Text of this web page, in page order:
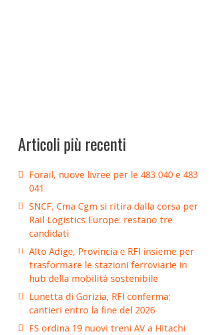
Articoli più recenti
Forail, nuove livree per le 483 040 e 483
041
SNCF, Cma Cgm si ritira dalla corsa per
Rail Logistics Europe: restano tre
candidati
Alto Adige, Provincia e RFI insieme per
trasformare le stazioni ferroviarie in
hub della mobilità sostenibile
Lunetta di Gorizia, RFI conferma:
cantieri entro la fine del 2026
FS ordina 19 nuovi treni AV a Hitachi